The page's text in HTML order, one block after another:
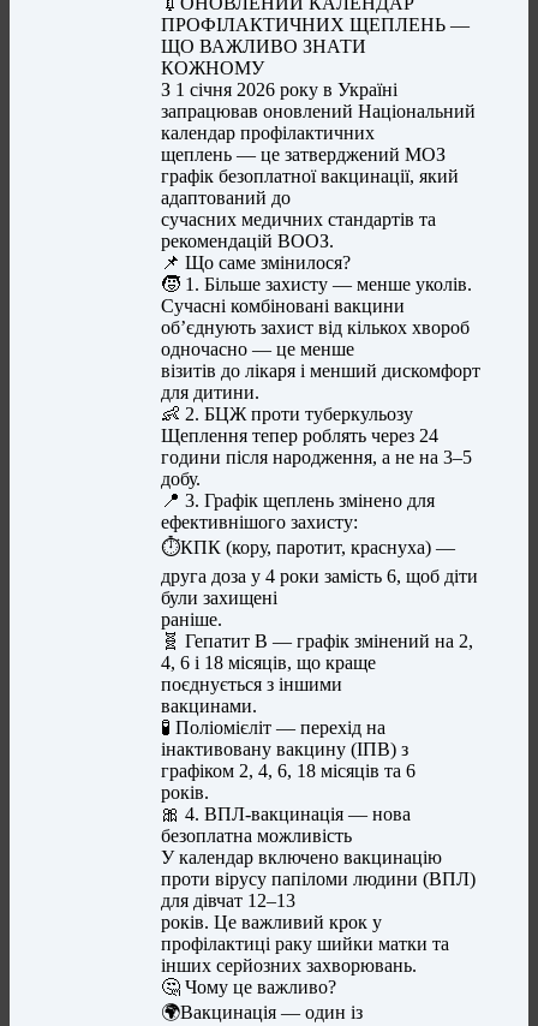
ПРОФІЛАКТИЧНИХ ЩЕПЛЕНЬ —
ЩО ВАЖЛИВО ЗНАТИ
КОЖНОМУ
З 1 січня 2026 року в Україні
запрацював оновлений Національний
календар профілактичних
щеплень — це затверджений МОЗ
графік безоплатної вакцинації, який
адаптований до
сучасних медичних стандартів та
рекомендацій ВООЗ.
📌 Що саме змінилося?
🧒 1. Більше захисту — менше уколів.
Сучасні комбіновані вакцини
об’єднують захист від кількох хвороб
одночасно — це менше
візитів до лікаря і менший дискомфорт
для дитини.
👶 2. БЦЖ проти туберкульозу
Щеплення тепер роблять через 24
години після народження, а не на 3–5
добу.
📍 3. Графік щеплень змінено для
ефективнішого захисту:
⏱️КПК (кору, паротит, краснуха) —
друга доза у 4 роки замість 6, щоб діти
були захищені
раніше.
🧬 Гепатит В — графік змінений на 2,
4, 6 і 18 місяців, що краще
поєднується з іншими
вакцинами.
🧪 Поліомієліт — перехід на
інактивовану вакцину (ІПВ) з
графіком 2, 4, 6, 18 місяців та 6
років.
🎀 4. ВПЛ-вакцинація — нова
безоплатна можливість
У календар включено вакцинацію
проти вірусу папіломи людини (ВПЛ)
для дівчат 12–13
років. Це важливий крок у
профілактиці раку шийки матки та
інших серйозних захворювань.
🤔 Чому це важливо?
🌍Вакцинація — один із